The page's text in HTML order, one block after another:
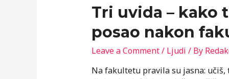
Tri uvida – kako
posao nakon
Leave a Comment/ Ljudi / By
Na fakultetu pravila su jasna: